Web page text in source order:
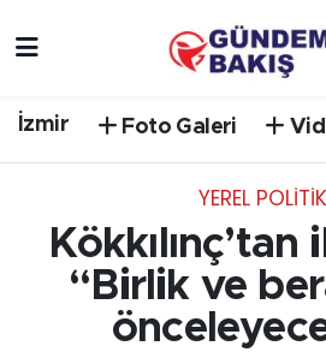
İzmir Foto Galeri
YEREL
“Birlik ve
EGE
EĞİTİM
Trafik Durumu
Süper Lig Puan
Tüm Manşetler